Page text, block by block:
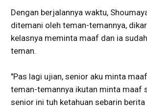
Dengan berjalannya waktu,
ditemani oleh teman-temannya,
kelasnya meminta maaf dan ia
teman.
"Pas lagi ujian, senior aku minta
teman-temannya ikutan minta maaf
senior ini tuh ketahuan sebarin